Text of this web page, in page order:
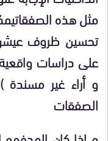
مثل هذه
تحسين ظروف
على دراسات
و أراء غير
الصفقات